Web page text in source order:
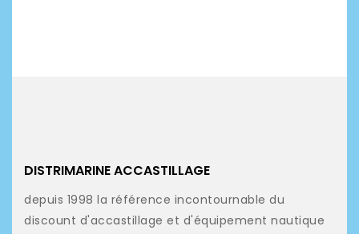
DISTRIMARINE ACCASTILLAGE
depuis 1998 la référence incontournable du
discount d'accastillage et d'équipement nautique